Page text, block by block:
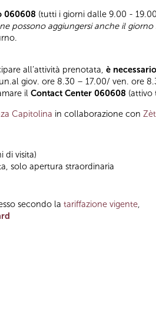
060608 (tutti i giorni dalle 9.00 -
possono aggiungersi anche il giorno
all’attività prenotata, è
giov. ore 8.30 – 17.00/ ven. ore
il Contact Center 060608 (attivo
Capitolina in collaborazione con
di visita)
solo apertura straordinaria
secondo la tariffazione vigente